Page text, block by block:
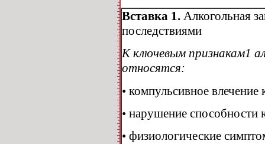
Вставка 1. Алкогольная
последствиями
К ключевым признакам1
относятся:
• компульсивное влечение
• нарушение способности
• физиологические